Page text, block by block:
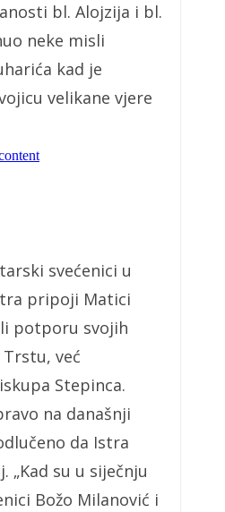
bl. Alojzija i bl.
neke misli
kad je
velikane vjere
svećenici u
pripoji Matici
potporu svojih
već
Stepinca.
na današnji
da Istra
„Kad su u siječnju
Božo Milanović i